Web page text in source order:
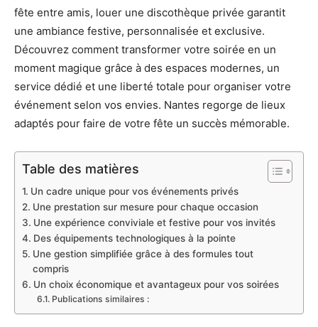
fête entre amis, louer une discothèque privée garantit
une ambiance festive, personnalisée et exclusive.
Découvrez comment transformer votre soirée en un
moment magique grâce à des espaces modernes, un
service dédié et une liberté totale pour organiser votre
événement selon vos envies. Nantes regorge de lieux
adaptés pour faire de votre fête un succès mémorable.
Table des matières
Un cadre unique pour vos événements privés
Une prestation sur mesure pour chaque occasion
Une expérience conviviale et festive pour vos invités
Des équipements technologiques à la pointe
Une gestion simplifiée grâce à des formules tout
compris
Un choix économique et avantageux pour vos soirées
Publications similaires :